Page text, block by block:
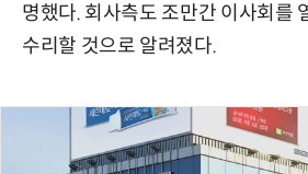
명했다. 회사측도 조만간 이사회를
수리할 것으로 알려졌다.